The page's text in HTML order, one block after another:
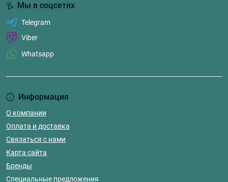
Информация
О компании
Оплата и доставка
Связаться с нами
Карта сайта
Бренды
Специальные предложения
Мы в соцсетях
Telegram
Viber
Whatsapp